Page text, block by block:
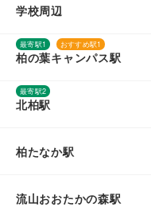
学校周辺
最寄駅1 おすすめ駅1
柏の葉キャンパス駅
最寄駅2
北柏駅
柏たなか駅
流山おおたかの森駅